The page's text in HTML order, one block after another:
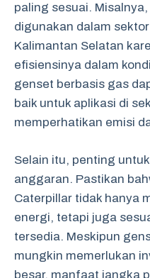
paling sesuai.
digunakan dalam
Kalimantan Selatan
efisiensinya dalam
genset berbasis gas
baik untuk aplikasi di
memperhatikan emisi
Selain itu, penting
anggaran. Pastikan
Caterpillar tidak hanya
energi, tetapi juga
tersedia. Meskipun
mungkin memerlukan
besar, manfaat jangka